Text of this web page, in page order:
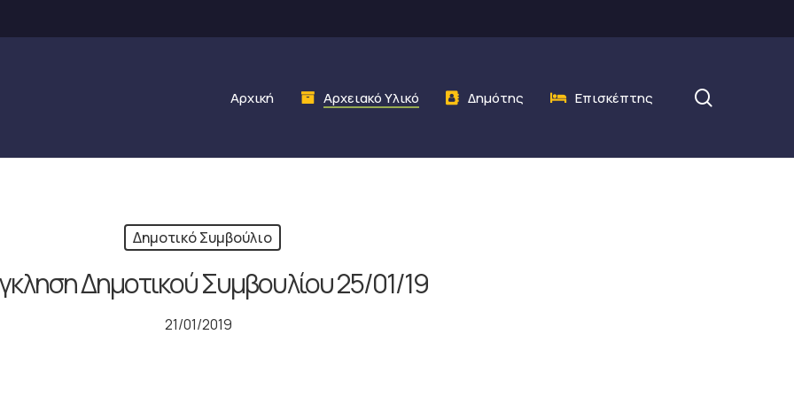
Αρχική Αρχειακό Υλικό Δημότης Επισκέπτης
Δημοτικό Συμβούλιο
Δημοτικού Συμβουλίου 25/01/19
21/01/2019